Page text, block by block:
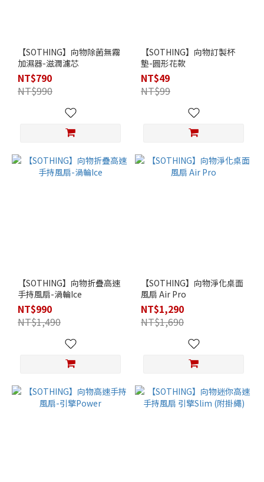
【SOTHING】向物除菌無霧
加濕器-滋潤濾芯
NT$790
NT$990
【SOTHING】向物訂製杯
墊-圓形花款
NT$49
NT$99
【SOTHING】向物折疊高速
手持風扇-渦輪Ice
NT$990
NT$1,490
【SOTHING】向物淨化桌面
風扇 Air Pro
NT$1,290
NT$1,690